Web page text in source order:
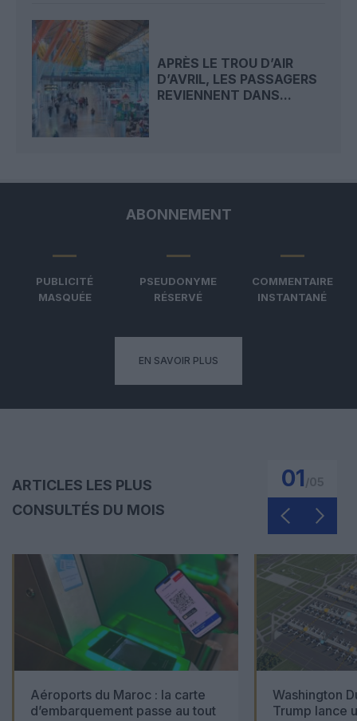
APRÈS LE TROU D’AIR
D’AVRIL, LES PASSAGERS
REVIENNENT DANS...
ABONNEMENT
PUBLICITÉ
MASQUÉE
PSEUDONYME
RÉSERVÉ
COMMENTAIRE
INSTANTANÉ
EN SAVOIR PLUS
ARTICLES LES PLUS
CONSULTÉS DU MOIS
01
Aéroports du Maroc : la carte
d’embarquement passe au tout
Washington
Trump lance